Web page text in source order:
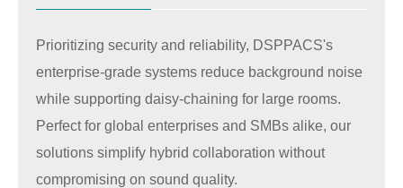
Prioritizing security and reliability, DSPPACS's
enterprise-grade systems reduce background noise
while supporting daisy-chaining for large rooms.
Perfect for global enterprises and SMBs alike, our
solutions simplify hybrid collaboration without
compromising on sound quality.